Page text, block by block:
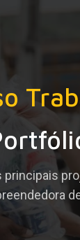
principais